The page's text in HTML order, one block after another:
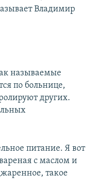
Владимир
называемые
по больнице,
других.
питание. Я вот
с маслом и
такое